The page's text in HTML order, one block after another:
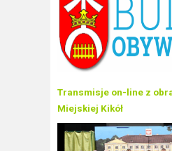
Transmisje on-line z
Miejskiej Kikół